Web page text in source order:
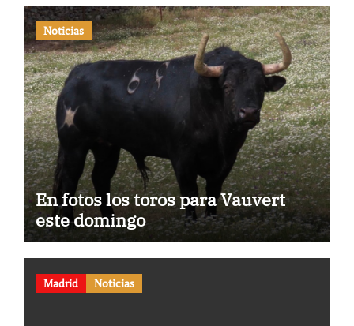
Noticias
En fotos los toros para Vauvert
este domingo
Madrid Noticias